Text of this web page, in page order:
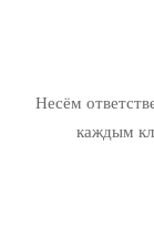
Несём
каждым